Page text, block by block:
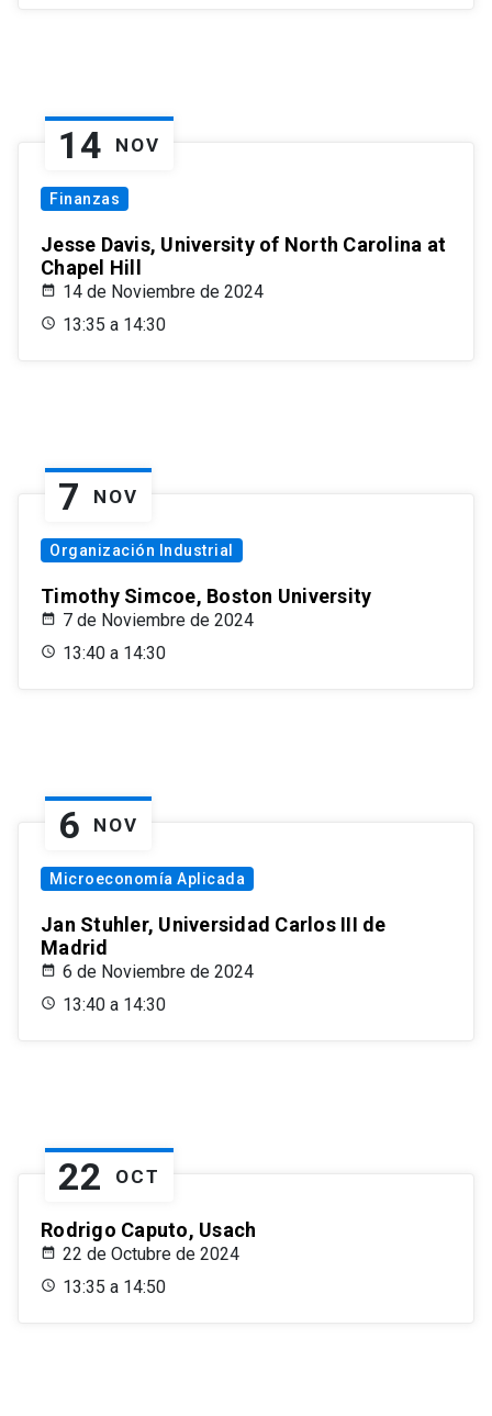
14 NOV
Finanzas
Jesse Davis, University of North Carolina at
Chapel Hill
14 de Noviembre de 2024
13:35 a 14:30
7 NOV
Organización Industrial
Timothy Simcoe, Boston University
7 de Noviembre de 2024
13:40 a 14:30
6 NOV
Microeconomía Aplicada
Jan Stuhler, Universidad Carlos III de
Madrid
6 de Noviembre de 2024
13:40 a 14:30
22 OCT
Rodrigo Caputo, Usach
22 de Octubre de 2024
13:35 a 14:50